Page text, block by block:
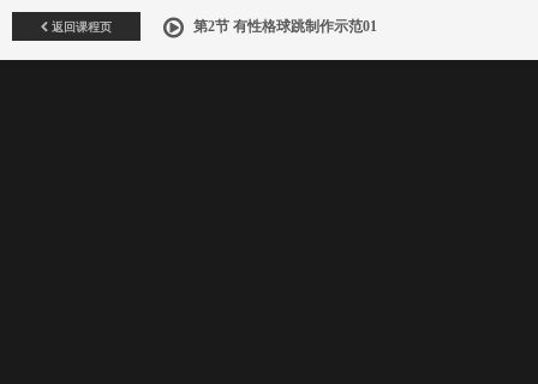
返回课程页 第2节 有性格球跳制作示范01